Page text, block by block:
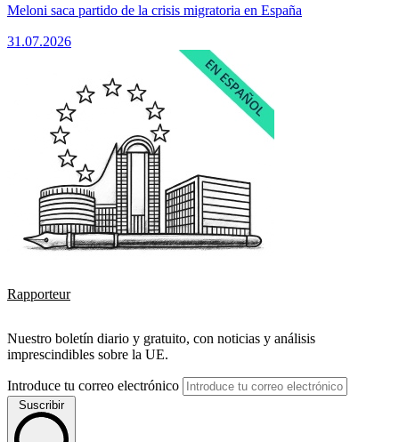
Meloni saca partido de la crisis migratoria en España
31.07.2026
Rapporteur
Nuestro boletín diario y gratuito, con noticias y análisis
imprescindibles sobre la UE.
Introduce tu correo electrónico
Suscribir